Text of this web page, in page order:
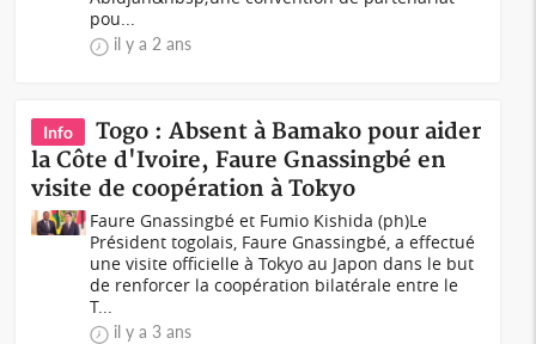
pou...
il y a 2 ans
Info
Togo : Absent à Bamako pour aider
la Côte d'Ivoire, Faure Gnassingbé en
visite de coopération à Tokyo
Faure Gnassingbé et Fumio Kishida (ph)Le
Président togolais, Faure Gnassingbé, a effectué
une visite officielle à Tokyo au Japon dans le but
de renforcer la coopération bilatérale entre le
T...
il y a 3 ans